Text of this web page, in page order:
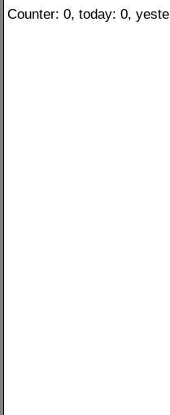
Counter: 0, today: 0,